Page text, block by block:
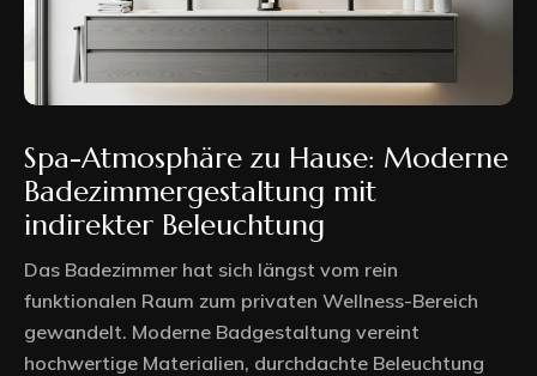
Spa-Atmosphäre zu Hause: Moderne
Badezimmergestaltung mit
indirekter Beleuchtung
Das Badezimmer hat sich längst vom rein
funktionalen Raum zum privaten Wellness-Bereich
gewandelt. Moderne Badgestaltung vereint
hochwertige Materialien, durchdachte Beleuchtung